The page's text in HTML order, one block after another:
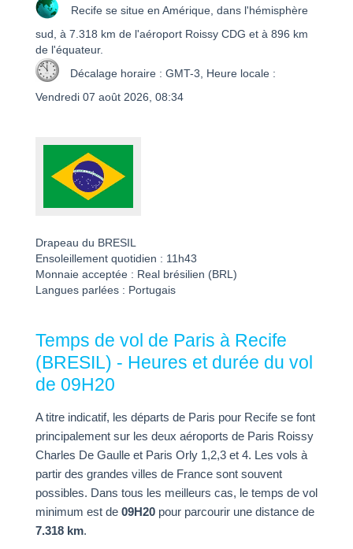
Recife se situe en Amérique, dans l'hémisphère
sud, à 7.318 km de l'aéroport Roissy CDG et à 896 km
de l'équateur.
Décalage horaire : GMT-3, Heure locale :
Vendredi 07 août 2026, 08:34
Drapeau du BRESIL
Ensoleillement quotidien : 11h43
Monnaie acceptée : Real brésilien (BRL)
Langues parlées : Portugais
Temps de vol de Paris à Recife
(BRESIL) - Heures et durée du vol
de 09H20
A titre indicatif, les départs de Paris pour Recife se font
principalement sur les deux aéroports de Paris Roissy
Charles De Gaulle et Paris Orly 1,2,3 et 4. Les vols à
partir des grandes villes de France sont souvent
possibles. Dans tous les meilleurs cas, le temps de vol
minimum est de 09H20 pour parcourir une distance de
7.318 km.